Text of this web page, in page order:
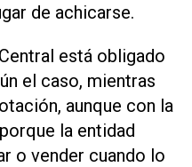
de achicarse.
está obligado
el caso, mientras
aunque con la
la entidad
o vender cuando lo